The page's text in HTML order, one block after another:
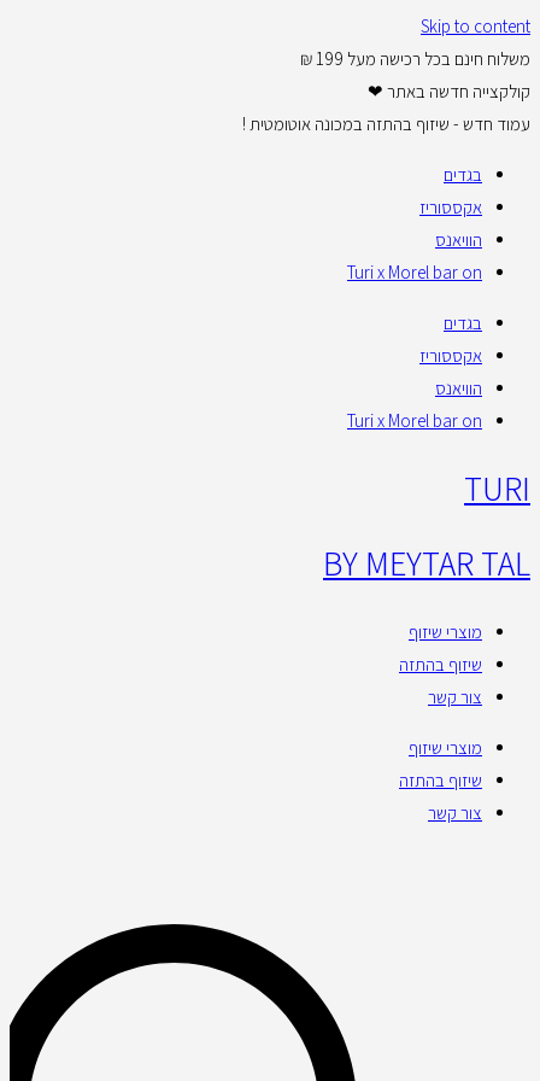
Skip to content
משלוח חינם בכל רכישה מעל 199 ₪
קולקצייה חדשה באתר ❤
עמוד חדש - שיזוף בהתזה במכונה אוטומטית !
בגדים
אקססוריז
הוויאנס
Turi x Morel bar on
בגדים
אקססוריז
הוויאנס
Turi x Morel bar on
TURI
BY MEYTAR TAL
מוצרי שיזוף
שיזוף בהתזה
צור קשר
מוצרי שיזוף
שיזוף בהתזה
צור קשר